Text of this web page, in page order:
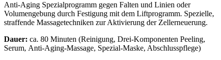
Anti-Aging Spezialprogramm gegen Falten und Linien oder
Volumengebung durch Festigung mit dem Liftprogramm. Spezielle,
straffende Massagetechniken zur Aktivierung der Zellerneuerung.
Dauer: ca. 80 Minuten (Reinigung, Drei-Komponenten Peeling,
Serum, Anti-Aging-Massage, Spezial-Maske, Abschlusspflege)